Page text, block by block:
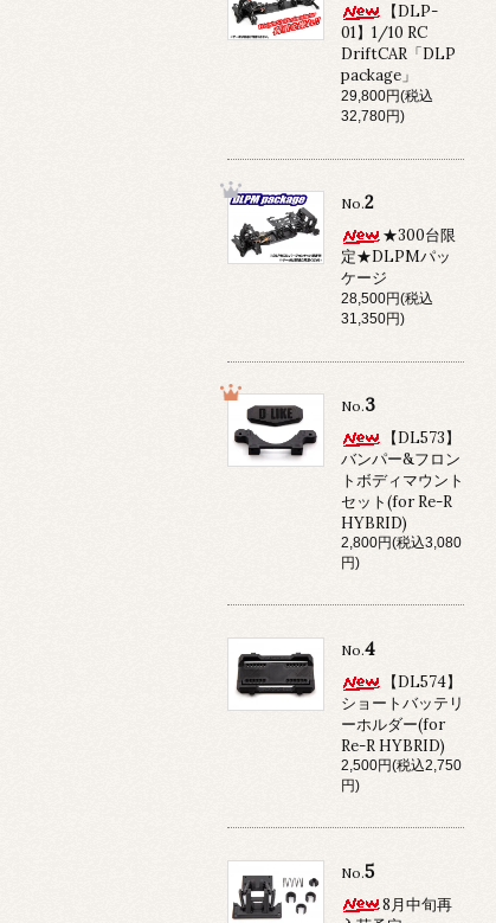
【DLP-
01】1/10 RC
DriftCAR「DLP
package」
29,800円(税込
32,780円)
No.2
★300台限
定★DLPMパッ
ケージ
28,500円(税込
31,350円)
No.3
【DL573】
バンパー&フロン
トボディマウント
セット(for Re-R
HYBRID)
2,800円(税込3,080
円)
No.4
【DL574】
ショートバッテリ
ーホルダー(for
Re-R HYBRID)
2,500円(税込2,750
円)
No.5
8月中旬再